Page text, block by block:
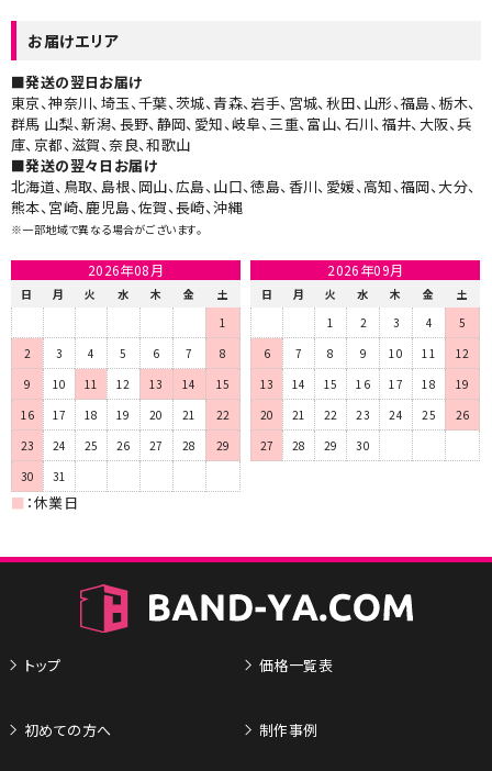
お届けエリア
■発送の翌日お届け
東京、神奈川、埼玉、千葉、茨城、青森、岩手、宮城、秋田、山形、福島、栃木、
群馬 山梨、新潟、長野、静岡、愛知、岐阜、三重、富山、石川、福井、大阪、兵
庫、京都、滋賀、奈良、和歌山
■発送の翌々日お届け​
北海道、鳥取、島根、岡山、広島、山口、徳島、香川、愛媛、高知、福岡、大分、
熊本、宮崎、鹿児島、佐賀、長崎、沖縄
※一部地域で異なる場合がございます。
2026年08月
日 月 火 水 木 金
土
1
2
3 4 5 6 7
8
9
10 11 12 13 14
15
16
17 18 19 20 21
22
23
24 25 26 27 28
29
30
31
2026年09月
日 月 火 水 木 金
土
1
2 3 4
5
6
7 8 9 10 11
12
13
14 15 16 17 18
19
20
21 22 23 24 25
26
27
28 29 30
■ ：休業日
トップ 価格一覧表
初めての方へ 制作事例